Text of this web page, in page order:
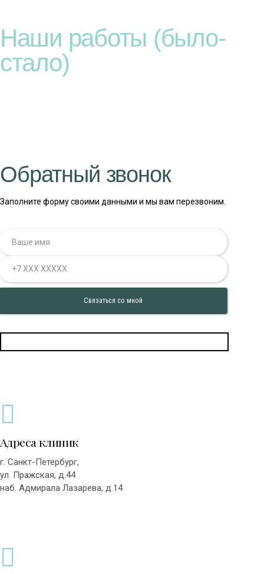
Наши работы (было-
стало)
Обратный звонок
Заполните форму своими данными и мы вам перезвоним.
Адреса клиник
г. Санкт-Петербург,
ул. Пражская, д.44
наб. Адмирала Лазарева, д.14